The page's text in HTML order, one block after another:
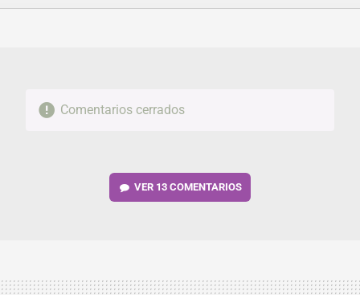
FACEBOOKTWITTERFLIPBOARD
E-
WHATSAPP
Comentarios cerrados
VER 13 COMENTARIOS